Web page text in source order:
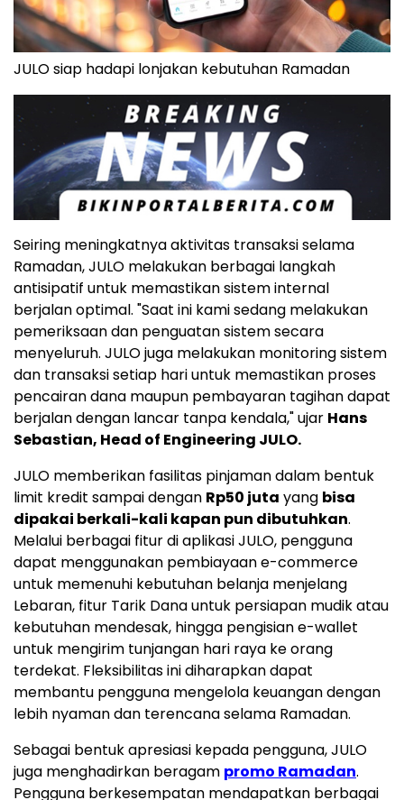
JULO siap hadapi lonjakan kebutuhan Ramadan
Seiring meningkatnya aktivitas transaksi selama
Ramadan, JULO melakukan berbagai langkah
antisipatif untuk memastikan sistem internal
berjalan optimal. "Saat ini kami sedang melakukan
pemeriksaan dan penguatan sistem secara
menyeluruh. JULO juga melakukan monitoring sistem
dan transaksi setiap hari untuk memastikan proses
pencairan dana maupun pembayaran tagihan dapat
berjalan dengan lancar tanpa kendala," ujar Hans
Sebastian, Head of Engineering JULO.
JULO memberikan fasilitas pinjaman dalam bentuk
limit kredit sampai dengan Rp50 juta yang bisa
dipakai berkali-kali kapan pun dibutuhkan.
Melalui berbagai fitur di aplikasi JULO, pengguna
dapat menggunakan pembiayaan e-commerce
untuk memenuhi kebutuhan belanja menjelang
Lebaran, fitur Tarik Dana untuk persiapan mudik atau
kebutuhan mendesak, hingga pengisian e-wallet
untuk mengirim tunjangan hari raya ke orang
terdekat. Fleksibilitas ini diharapkan dapat
membantu pengguna mengelola keuangan dengan
lebih nyaman dan terencana selama Ramadan.
Sebagai bentuk apresiasi kepada pengguna, JULO
juga menghadirkan beragam promo Ramadan.
Pengguna berkesempatan mendapatkan berbagai